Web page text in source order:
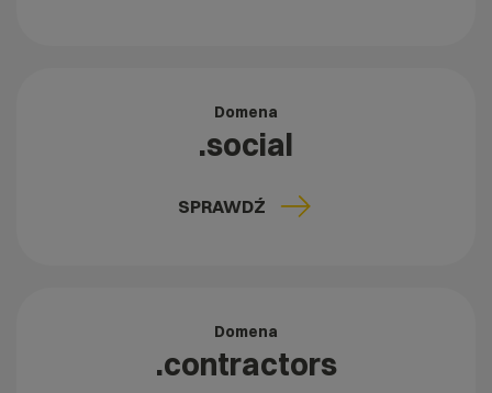
Domena
.social
SPRAWDŹ
Domena
.contractors